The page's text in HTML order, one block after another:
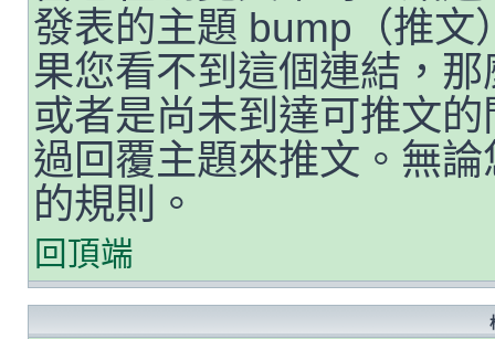
發表的主題 bump（推文
果您看不到這個連結，
或者是尚未到達可推文
過回覆主題來推文。無
的規則。
回頂端